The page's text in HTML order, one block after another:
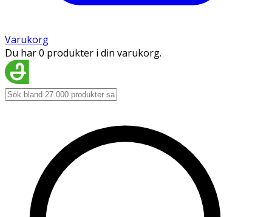
Varukorg
Du har 0 produkter i din varukorg.